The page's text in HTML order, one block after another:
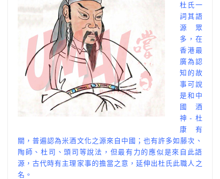
杜氏一
詞其語
源眾
多，在
香港最
廣為認
知的故
事可說
是和中
國酒
神-杜
康有
關，普遍認為米酒文化之源來自中國；也有許多如藤次、
陶師、杜司、頭司等說法，但最有力的應似是來自此語
源，古代時有主理家事的擔當之意，延伸出杜氏此職人之
名。